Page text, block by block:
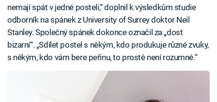
nemají spát v jedné posteli,“ doplnil k výsledkům studie
odborník na spánek z University of Surrey doktor Neil
Stanley. Společný spánek dokonce označil za „dost
bizarní“. „Sdílet postel s někým, kdo produkuje různé zvuky,
s někým, kdo vám bere peřinu, to prostě není rozumné.“